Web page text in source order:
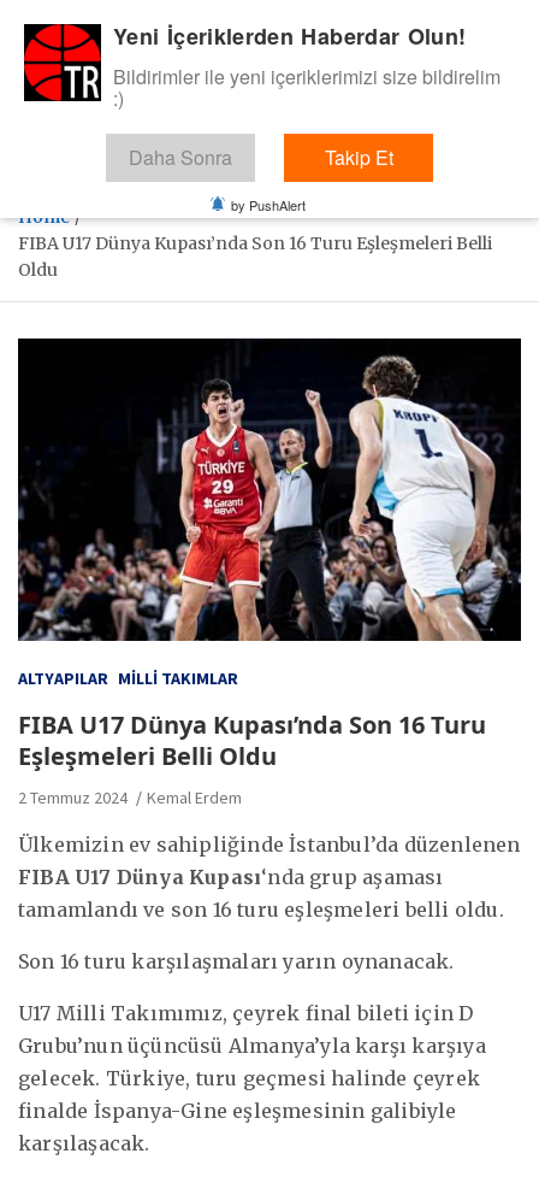
content
BasketTR
Sol dip çizgiden bir basket de bizden gelsin dedik.
Home
FIBA U17 Dünya Kupası’nda Son 16 Turu Eşleşmeleri Belli
Oldu
ALTYAPILAR MILLI TAKIMLAR
FIBA U17 Dünya Kupası’nda Son 16 Turu
Eşleşmeleri Belli Oldu
2 Temmuz 2024 Kemal Erdem
Ülkemizin ev sahipliğinde İstanbul’da düzenlenen
FIBA U17 Dünya Kupası‘nda grup aşaması
tamamlandı ve son 16 turu eşleşmeleri belli oldu.
Son 16 turu karşılaşmaları yarın oynanacak.
U17 Milli Takımımız, çeyrek final bileti için D
Grubu’nun üçüncüsü Almanya’yla karşı karşıya
gelecek. Türkiye, turu geçmesi halinde çeyrek
finalde İspanya-Gine eşleşmesinin galibiyle
karşılaşacak.
Yeni İçeriklerden Haberdar Olun!
Bildirimler ile yeni içeriklerimizi size bildirelim
:)
Daha Sonra Takip Et
by PushAlert